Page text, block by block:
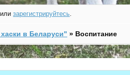
илизарегистрируйтесь.
в Беларуси" » Воспитание